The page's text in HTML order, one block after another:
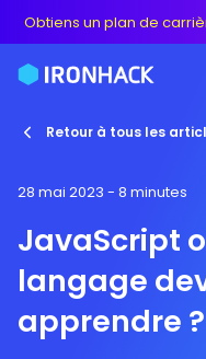
Obtiens un plan de
Retour à tous les
28 mai 2023 - 8 minutes
JavaScript
langage
apprendre ?